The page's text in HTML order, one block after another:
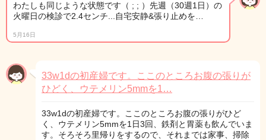
わたしも同じような状態です（ ; ; ）先週（30週1日）の
火曜日の検診で2.4センチ...自宅安静&張り止めを…
5月16日
33w1dの初産婦です。ここのところお腹の張りが
ひどく、ウテメリン5mmを1…
33w1dの初産婦です。ここのところお腹の張りがひど
く、ウテメリン5mmを1日3回、鉄剤と胃薬も飲んでいま
す。そろそろ里帰りをするので、それまでは家事、掃除